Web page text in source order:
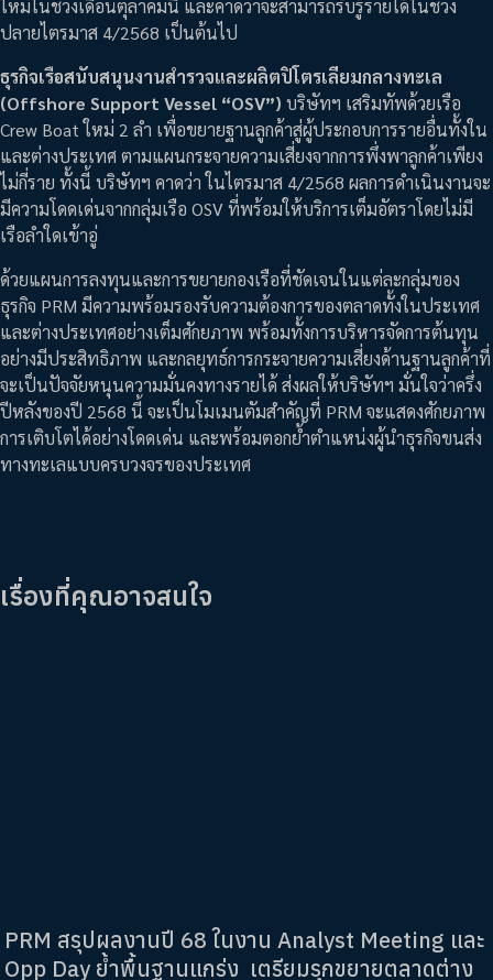
ใหม่ในช่วงเดือนตุลาคมนี้ และคาดว่าจะสามารถรับรู้รายได้ในช่วง
ปลายไตรมาส 4/2568 เป็นต้นไป
ธุรกิจเรือสนับสนุนงานสำรวจและผลิตปิโตรเลียมกลางทะเล
(Offshore Support Vessel “OSV”) บริษัทฯ เสริมทัพด้วยเรือ
Crew Boat ใหม่ 2 ลำ เพื่อขยายฐานลูกค้าสู่ผู้ประกอบการรายอื่นทั้งใน
และต่างประเทศ ตามแผนกระจายความเสี่ยงจากการพึ่งพาลูกค้าเพียง
ไม่กี่ราย ทั้งนี้ บริษัทฯ คาดว่า ในไตรมาส 4/2568 ผลการดำเนินงานจะ
มีความโดดเด่นจากกลุ่มเรือ OSV ที่พร้อมให้บริการเต็มอัตราโดยไม่มี
เรือลำใดเข้าอู่
ด้วยแผนการลงทุนและการขยายกองเรือที่ชัดเจนในแต่ละกลุ่มของ
ธุรกิจ PRM มีความพร้อมรองรับความต้องการของตลาดทั้งในประเทศ
และต่างประเทศอย่างเต็มศักยภาพ พร้อมทั้งการบริหารจัดการต้นทุน
อย่างมีประสิทธิภาพ และกลยุทธ์การกระจายความเสี่ยงด้านฐานลูกค้าที่
จะเป็นปัจจัยหนุนความมั่นคงทางรายได้ ส่งผลให้บริษัทฯ มั่นใจว่าครึ่ง
ปีหลังของปี 2568 นี้ จะเป็นโมเมนตัมสำคัญที่ PRM จะแสดงศักยภาพ
การเติบโตได้อย่างโดดเด่น และพร้อมตอกย้ำตำแหน่งผู้นำธุรกิจขนส่ง
ทางทะเลแบบครบวงจรของประเทศ
เรื่องที่คุณอาจสนใจ
PRM สรุปผลงานปี 68 ในงาน Analyst Meeting และ
Opp Day ย้ำพื้นฐานแกร่ง เตรียมรุกขยายตลาดต่าง